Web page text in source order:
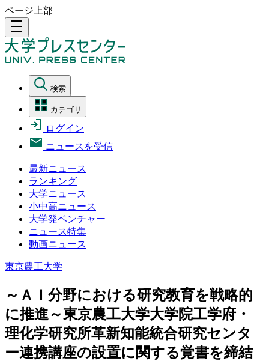
ページ上部
density_medium
検索
カテゴリ
ログイン
ニュースを受信
最新ニュース
ランキング
大学ニュース
小中高ニュース
大学発ベンチャー
ニュース特集
動画ニュース
東京農工大学
～ＡＩ分野における研究教育を戦略的
に推進～東京農工大学大学院工学府・
理化学研究所革新知能統合研究センタ
ー連携講座の設置に関する覚書を締結